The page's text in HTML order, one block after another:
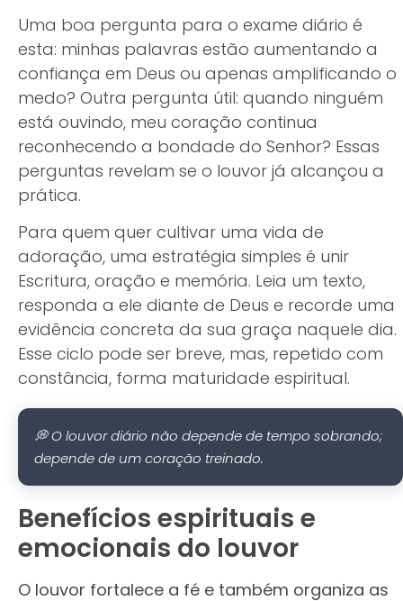
Uma boa pergunta para o exame diário é
esta: minhas palavras estão aumentando a
confiança em Deus ou apenas amplificando o
medo? Outra pergunta útil: quando ninguém
está ouvindo, meu coração continua
reconhecendo a bondade do Senhor? Essas
perguntas revelam se o louvor já alcançou a
prática.
Para quem quer cultivar uma vida de
adoração, uma estratégia simples é unir
Escritura, oração e memória. Leia um texto,
responda a ele diante de Deus e recorde uma
evidência concreta da sua graça naquele dia.
Esse ciclo pode ser breve, mas, repetido com
constância, forma maturidade espiritual.
💭 O louvor diário não depende de tempo sobrando;
depende de um coração treinado.
Benefícios espirituais e
emocionais do louvor
O louvor fortalece a fé e também organiza as